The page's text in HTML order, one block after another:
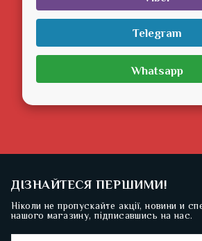
Telegram
Whatsapp
ДІЗНАЙТЕСЯ ПЕРШИМИ!
Ніколи не пропускайте акції, новини и
нашого магазину, підписавшись на нас.